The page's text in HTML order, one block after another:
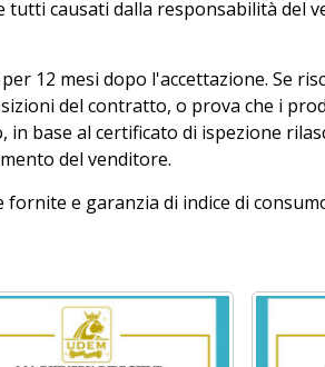
causati dalla responsabilità del
12 mesi dopo l'accettazione. Se
del contratto, o prova che i
base al certificato di ispezione
del venditore.
e garanzia di indice di